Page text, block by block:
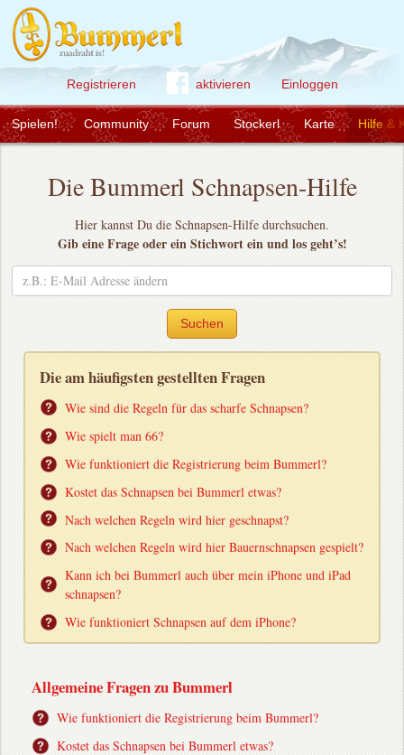
Registrieren aktivieren Einloggen
Community Forum Stockerl Karte Hilfe &
Spielen!
Die Bummerl Schnapsen-Hilfe
Hier kannst Du die Schnapsen-Hilfe durchsuchen.
Gib eine Frage oder ein Stichwort ein und los geht’s!
Suchen
Die am häufigsten gestellten Fragen
Wie sind die Regeln für das scharfe Schnapsen?
Wie spielt man 66?
Wie funktioniert die Registrierung beim Bummerl?
Kostet das Schnapsen bei Bummerl etwas?
Nach welchen Regeln wird hier geschnapst?
Nach welchen Regeln wird hier Bauernschnapsen gespielt?
Kann ich bei Bummerl auch über mein iPhone und iPad
schnapsen?
Wie funktioniert Schnapsen auf dem iPhone?
Allgemeine Fragen zu Bummerl
Wie funktioniert die Registrierung beim Bummerl?
Kostet das Schnapsen bei Bummerl etwas?